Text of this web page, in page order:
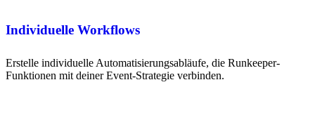
Individuelle Workflows
Erstelle individuelle Automatisierungsabläufe, die Runkeeper-
Funktionen mit deiner Event-Strategie verbinden.